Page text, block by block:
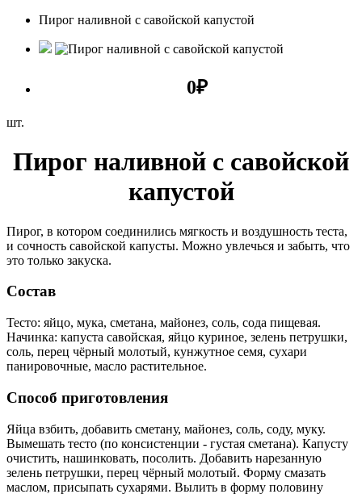
Пирог наливной с савойской капустой
0₽
шт.
Пирог наливной с савойской
капустой
Пирог, в котором соединились мягкость и воздушность теста,
и сочность савойской капусты. Можно увлечься и забыть, что
это только закуска.
Состав
Тесто: яйцо, мука, сметана, майонез, соль, сода пищевая.
Начинка: капуста савойская, яйцо куриное, зелень петрушки,
соль, перец чёрный молотый, кунжутное семя, сухари
панировочные, масло растительное.
Способ приготовления
Яйца взбить, добавить сметану, майонез, соль, соду, муку.
Вымешать тесто (по консистенции - густая сметана). Капусту
очистить, нашинковать, посолить. Добавить нарезанную
зелень петрушки, перец чёрный молотый. Форму смазать
маслом, присыпать сухарями. Вылить в форму половину